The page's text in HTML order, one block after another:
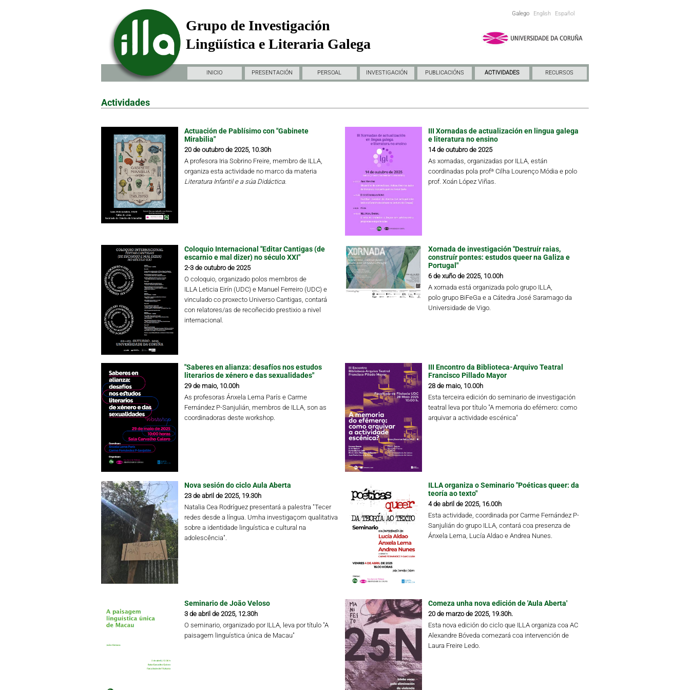
Galego English Español
Grupo de Investigación
Lingüística e Literaria Galega
INICIO PRESENTACIÓN PERSOAL INVESTIGACIÓN PUBLICACIÓNS ACTIVIDADES RECURSOS
Actividades
Actuación de Pablísimo con "Gabinete
Mirabilia"
20 de outubro de 2025, 10.30h
A profesora Iria Sobrino Freire, membro de ILLA,
organiza esta actividade no marco da materia
Literatura Infantil e a súa Didáctica.
III Xornadas de actualización en lingua galega
e literatura no ensino
14 de outubro de 2025
As xornadas, organizadas por ILLA, están
coordinadas pola profª Cilha Lourenço Módia e polo
prof. Xoán López Viñas.
Coloquio Internacional "Editar Cantigas (de
escarnio e mal dizer) no século XXI"
2-3 de outubro de 2025
O coloquio, organizado polos membros de
ILLA Leticia Eirín (UDC) e Manuel Ferreiro (UDC) e
vinculado co proxecto Universo Cantigas, contará
con relatores/as de recoñecido prestixio a nivel
internacional.
Xornada de investigación "Destruír raias,
construír pontes: estudos queer na Galiza e
Portugal"
6 de xuño de 2025, 10.00h
A xornada está organizada polo grupo ILLA,
polo grupo BiFeGa e a Cátedra José Saramago da
Universidade de Vigo.
"Saberes en alianza: desafíos nos estudos
literarios de xénero e das sexualidades"
29 de maio, 10.00h
As profesoras Ánxela Lema París e Carme
Fernández P-Sanjulián, membros de ILLA, son as
coordinadoras deste workshop.
III Encontro da Biblioteca-Arquivo Teatral
Francisco Pillado Mayor
28 de maio, 10.00h
Esta terceira edición do seminario de investigación
teatral leva por título "A memoria do efémero: como
arquivar a actividade escénica"
Nova sesión do ciclo Aula Aberta
23 de abril de 2025, 19.30h
Natalia Cea Rodríguez presentará a palestra "Tecer
redes desde a língua. Umha investigaçom qualitativa
sobre a identidade linguística e cultural na
adolescência".
ILLA organiza o Seminario "Poéticas queer: da
teoría ao texto"
4 de abril de 2025, 16.00h
Esta actividade, coordinada por Carme Fernández P-
Sanjulián do grupo ILLA, contará coa presenza de
Ánxela Lema, Lucía Aldao e Andrea Nunes.
Seminario de João Veloso
3 de abril de 2025, 12.30h
O seminario, organizado por ILLA, leva por título "A
paisagem linguística única de Macau"
Comeza unha nova edición de 'Aula Aberta'
20 de marzo de 2025, 19.30h.
Esta nova edición do ciclo que ILLA organiza coa AC
Alexandre Bóveda comezará coa intervención de
Laura Freire Ledo.